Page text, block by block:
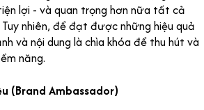
lợi - và quan trọng hơn nữa tất cả
nhiên, để đạt được những hiệu quả
và nội dung là chìa khóa để thu hút và
năng.
(Brand Ambassador)